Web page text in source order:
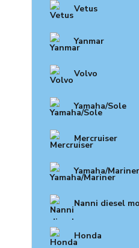
Vetus
Yanmar
Volvo
Yamaha/Sole
Mercruiser
Yamaha/Mariner
Nanni diesel
Honda